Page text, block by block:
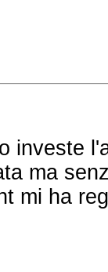
investe
ma
mi ha